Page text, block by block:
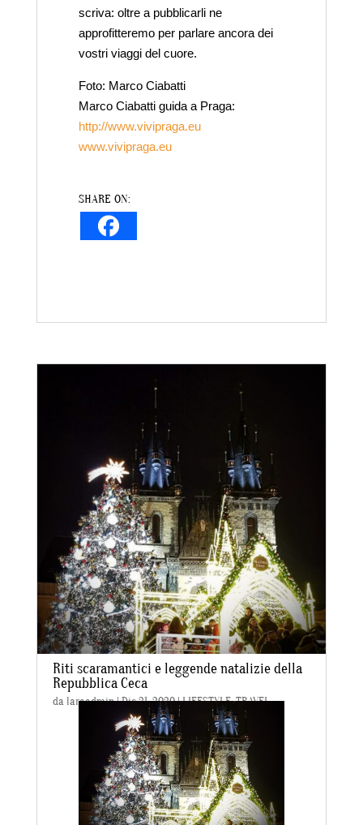
scriva: oltre a pubblicarli ne
approfitteremo per parlare ancora dei
vostri viaggi del cuore.
Foto: Marco Ciabatti
Marco Ciabatti guida a Praga:
http://www.vivipraga.eu
www.vivipraga.eu
SHARE ON:
Riti scaramantici e leggende natalizie della
Repubblica Ceca
da laraadmin|Dic 21, 2020|LIFESTYLE,TRAVEL